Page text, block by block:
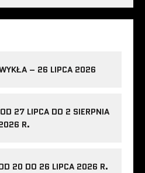
– 26 LIPCA 2026
27 LIPCA DO 2 SIERPNIA
R.
20 DO 26 LIPCA 2026 R.